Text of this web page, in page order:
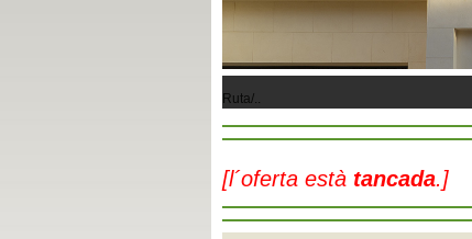
Ruta/..
[l´oferta està tancada.]